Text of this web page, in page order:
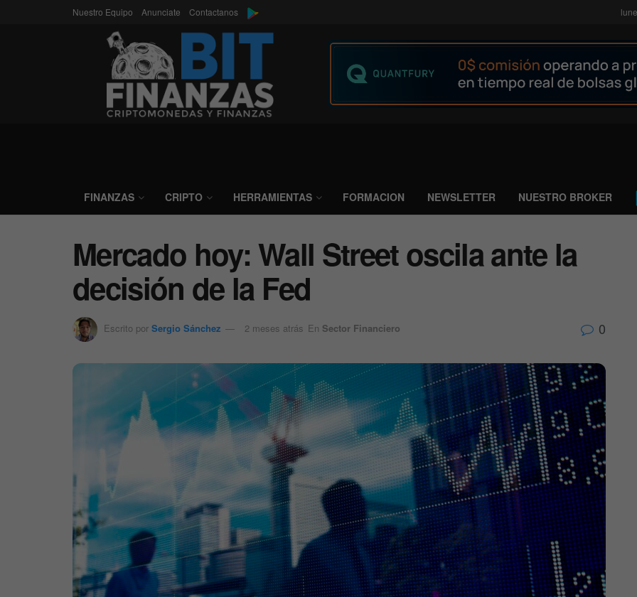
Nuestro Equipo Anunciate Contactanos
FINANZAS CRIPTO HERRAMIENTAS FORMACION NEWSLETTER NUESTRO BROKER
Mercado hoy: Wall Street oscila ante la
decisión de la Fed
Escrito por Sergio Sánchez 2 meses atrás En Sector Financiero 0